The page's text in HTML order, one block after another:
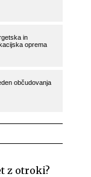
z otroki?